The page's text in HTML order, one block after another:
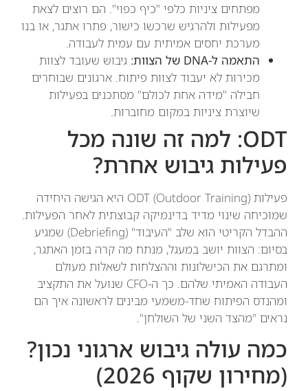
מפתחים ציניות כלפי "כיף כפוי". הם רוצים לצאת
מפעילות ולהרגיש שרכשו כישור, פתרו אתגר, או בנו
מערכת יחסים אמיתית עם עמית לעבודה.
התאמה ל-DNA של הצוות:
גיבוש שעובד לצוות
מכירות לא יעבוד לצוות פיתוח. ארגונים שבוחרים
חבילה "מידה אחת לכולם" מסתכנים בפעילות
שיוצרת ציניות במקום מחוברות.
ODT: למה זה שונה מכל
פעילות גיבוש אחרת?
פעילות ODT (Outdoor Training) היא הגישה היחידה
שמוכיחה שינוי מדיד בדינמיקה קבוצתית לאחר הפעילות.
ההבדל הקריטי הוא שלב "העיבוד" (Debriefing) שמגיע
בסיום: הצוות יושב במעגל, מנתח מה קרה בזמן האתגר,
ומתרגם את הכישלונות וההצלחות לשאלות מעולם
העבודה האמיתי שלהם. כך ה-CFO שנועל את התקציב
ומהנדס הפיתוח שחד-משמעי מבינים לראשונה איך הם
נראים "מהצד השני של השולחן".
כמה עולה גיבוש ארגוני נכון?
(מחירון שקוף 2026)